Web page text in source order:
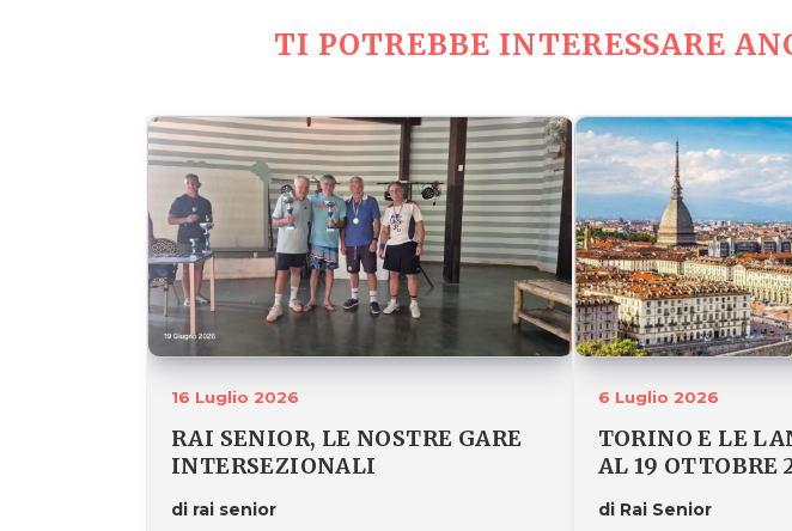
TI POTREBBE INTERESSARE
16 Luglio 2026
RAI SENIOR, LE NOSTRE GARE
INTERSEZIONALI
di rai senior
6 Luglio 2026
TORINO E LE
AL 19 OTTOBRE
di Rai Senior